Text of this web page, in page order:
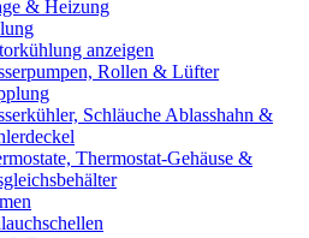
& Heizung
anzeigen
Rollen & Lüfter
Schläuche Ablasshahn &
Thermostat-Gehäuse &